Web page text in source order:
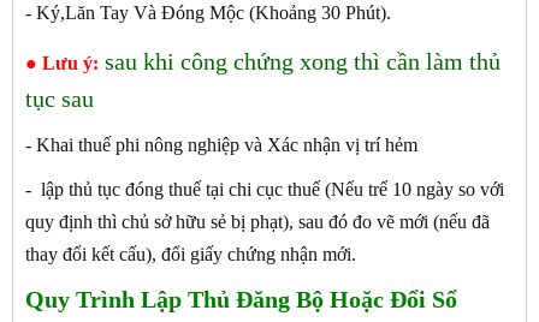
- Ký,Lăn Tay Và Đóng Mộc (Khoảng 30 Phút).
● Lưu ý: sau khi công chứng xong thì cần làm thủ
tục sau
- Khai thuế phi nông nghiệp và Xác nhận vị trí hẻm
- lập thủ tục đóng thuế tại chi cục thuế (Nếu trể 10 ngày so với
quy định thì chủ sở hữu sẻ bị phạt), sau đó đo vẽ mới (nếu đã
thay đổi kết cấu), đổi giấy chứng nhận mới.
Quy Trình Lập Thủ Đăng Bộ Hoặc Đổi Sổ